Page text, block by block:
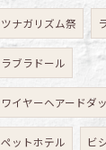
ツナガリズム祭
ラブラドール
ワイヤーヘアードダ
ペットホテル ビ